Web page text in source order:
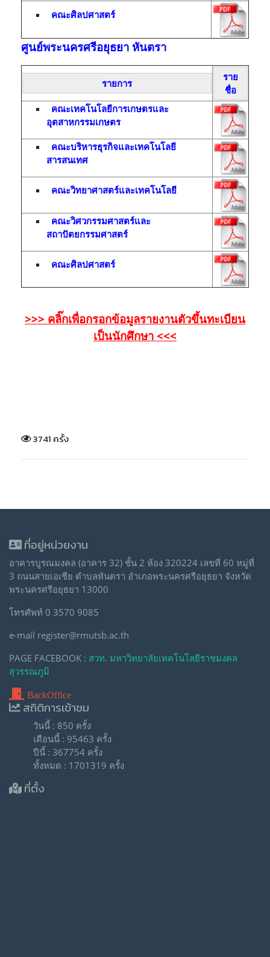
คณะศิลปศาสตร์
ศูนย์พระนครศรีอยุธยา หันตรา
รายการ
ราย
ชื่อ
คณะเทคโนโลยีการเกษตรและ
อุตสาหกรรมเกษตร
คณะบริหารธุรกิจและเทคโนโลยี
สารสนเทศ
คณะวิทยาศาสตร์และเทคโนโลยี
คณะวิศวกรรมศาสตร์และ
สถาปัตยกรรมศาสตร์
คณะศิลปศาสตร์
>>> คลิ๊กเพื่อกรอกข้อมูลรายงานตัวขึ้นทะเบียน
เป็นนักศึกษา <<<
3741 ครั้ง
ที่อยู่หน่วยงาน
อาคารบูรณมงคล (อาคาร 32) ชั้น 2 ห้อง 320224 เลขที่ 60 หมู่ที่
3 ถนนสายเอเซีย ตำบลหันตรา อำเภอพระนครศรีอยุธยา จังหวัด
พระนครศรีอยุธยา 13000
โทรศัพท์ 0 3570 9085
e-mail register@rmutsb.ac.th
PAGE FACEBOOK : สวท. มหาวิทยาลัยเทคโนโลยีราชมงคล
สุวรรณภูมิ
BackOffice
สถิติการเข้าชม
วันนี้ : 850 ครั้ง
เดือนนี้ : 95463 ครั้ง
ปีนี้ : 367754 ครั้ง
ทั้งหมด : 1701319 ครั้ง
ที่ตั้ง